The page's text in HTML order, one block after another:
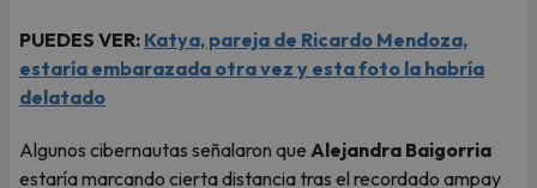
PUEDES VER: Katya, pareja de Ricardo Mendoza,
estaría embarazada otra vez y esta foto la habría
delatado
Algunos cibernautas señalaron que Alejandra Baigorria
estaría marcando cierta distancia tras el recordado ampay